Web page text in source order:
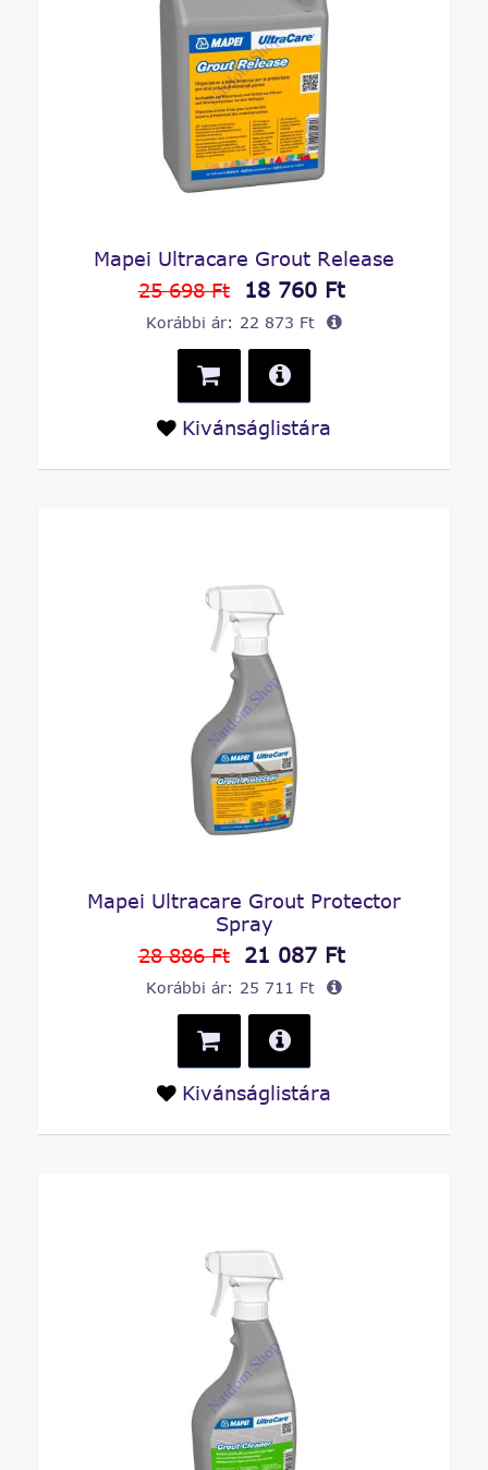
Mapei Ultracare Grout Release
25 698 Ft
18 760 Ft
Korábbi ár: 22 873 Ft
Kivánságlistára
Mapei Ultracare Grout Protector
Spray
28 886 Ft
21 087 Ft
Korábbi ár: 25 711 Ft
Kivánságlistára